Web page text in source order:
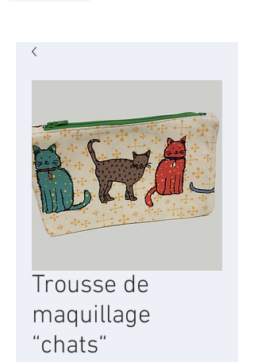
Trousse de
maquillage
“chats“